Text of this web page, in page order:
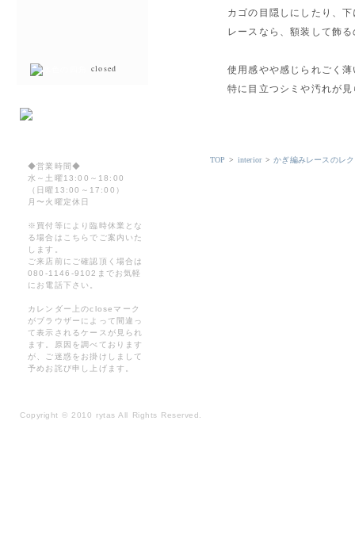
カゴの目隠しにしたり、
レースなら、額装して飾
使用感やや感じられごく
特に目立つシミや汚れが
TOP > interior>かぎ編みレースのレ
closed
◆営業時間◆
水～土曜13:00～18:00
（日曜13:00～17:00）
月〜火曜定休日
※買付等により臨時休業とな
る場合はこちらでご案内いた
します。
ご来店前にご確認頂く場合は
080-1146-9102までお気軽
にお電話下さい。
カレンダー上のcloseマーク
がブラウザーによって間違っ
て表示されるケースが見られ
ます。原因を調べております
が、ご迷惑をお掛けしまして
予めお詫び申し上げます。
Copyright© 2010 rytas All Rights Reserved.